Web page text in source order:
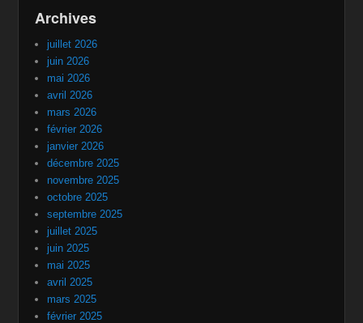
Archives
juillet 2026
juin 2026
mai 2026
avril 2026
mars 2026
février 2026
janvier 2026
décembre 2025
novembre 2025
octobre 2025
septembre 2025
juillet 2025
juin 2025
mai 2025
avril 2025
mars 2025
février 2025